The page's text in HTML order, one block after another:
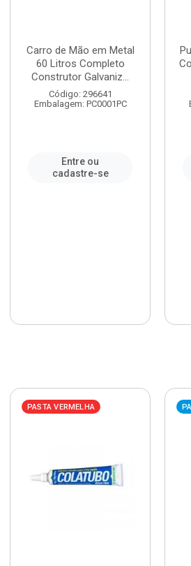
Carro de Mão em Metal
60 Litros Completo
Construtor Galvaniz...
Código: 296641
Embalagem: PC0001PC
Entre ou
cadastre-se
PASTA VERMELHA